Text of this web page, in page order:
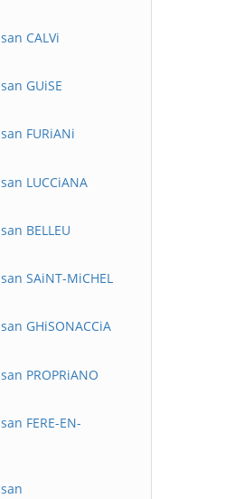
CALVi
GUiSE
FURiANi
LUCCiANA
BELLEU
SAiNT-MiCHEL
GHiSONACCiA
PROPRiANO
FERE-EN-